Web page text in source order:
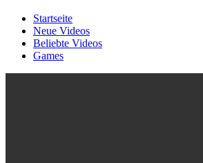
Startseite
Neue Videos
Beliebte Videos
Games